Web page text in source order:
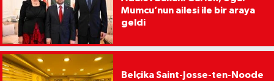
Mumcu’nun ailesi ile bir araya
geldi
Belçika Saint-Josse-ten-Noode